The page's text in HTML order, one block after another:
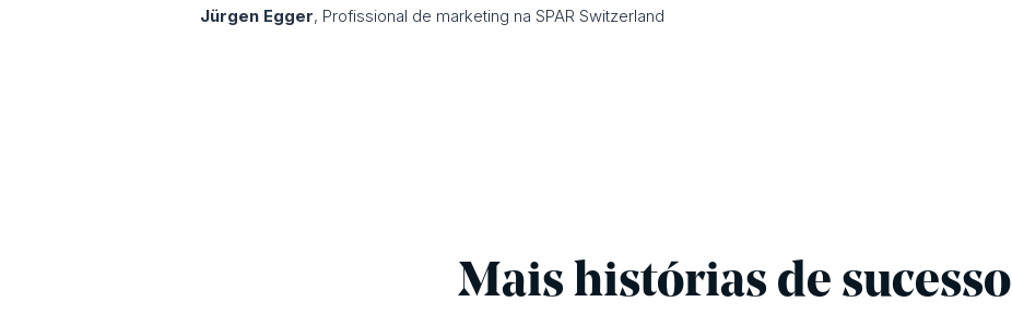
Jürgen Egger, Profissional de marketing na SPAR Switzerland
Mais histórias de sucesso